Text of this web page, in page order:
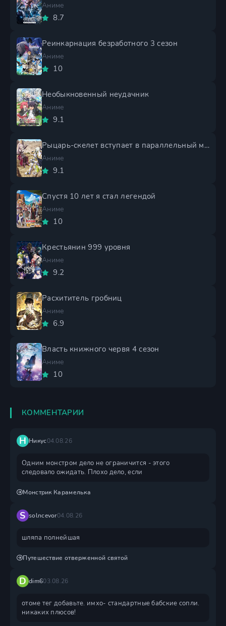
Аниме
8.7
Реинкарнация безработного 3 сезон
Аниме
10
Необыкновенный неудачник
Аниме
9.1
Рыцарь-скелет вступает в параллельный мир 2 сезон
Аниме
9.1
Спустя 10 лет я стал легендой
Аниме
10
Крестьянин 999 уровня
Аниме
9.2
Расхититель гробниц
Аниме
6.9
Власть книжного червя 4 сезон
Аниме
10
КОММЕНТАРИИ
Н Никус04.08.26
Одним монстром дело не ограничится - этого
следовало ожидать. Плохо дело, если
Монстрик Карамелька
S solncevor04.08.26
шляпа полнейшая
Путешествие отверженной святой
D dim603.08.26
отоме тег добавьте. имхо- стандартные бабские сопли.
никаких плюсов!